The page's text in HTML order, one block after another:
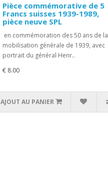
Pièce commémorative de 5
Francs suisses 1939-1989,
pièce neuve SPL
en commémoration des 50 ans de la
mobilisation générale de 1939, avec
portrait du général Henr..
€ 8.00
AJOUT AU PANIER